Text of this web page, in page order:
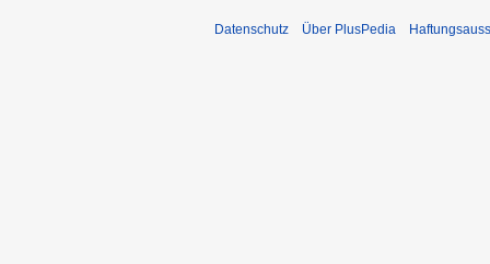
Datenschutz Über PlusPedia